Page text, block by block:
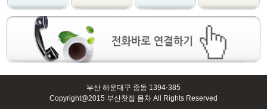
부산 해운대구 중동 1394-385
Copyright@2015 부산찻집 몸차 All Rights Reserved